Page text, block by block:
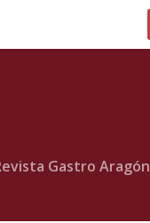
Gastro Aragón